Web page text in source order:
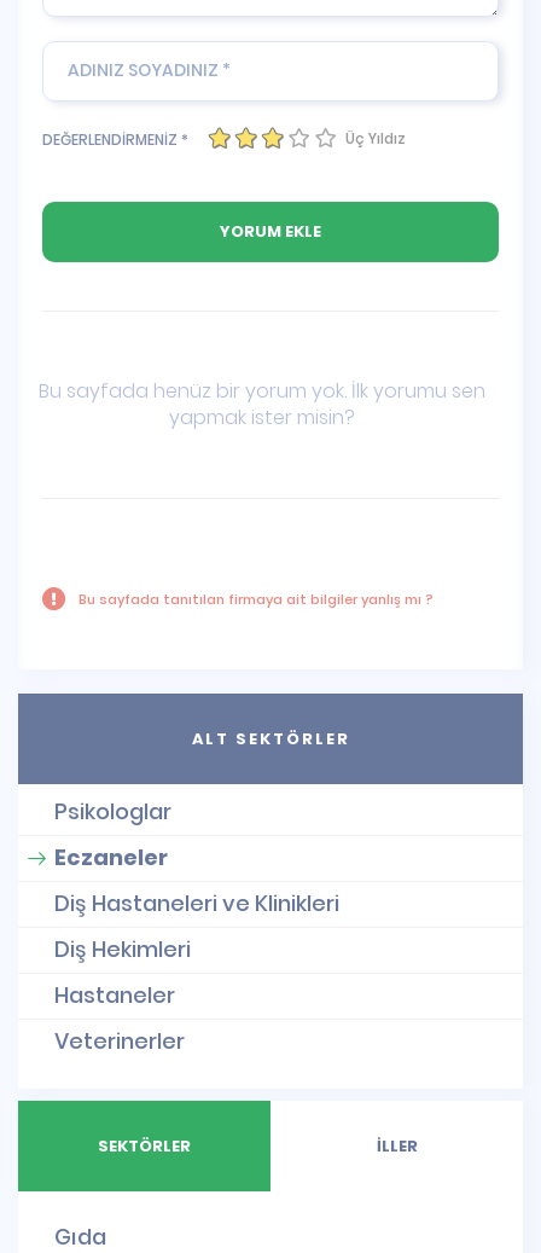
DEĞERLENDİRMENİZ * Üç Yıldız
Bu sayfada henüz bir yorum yok. İlk yorumu sen
yapmak ister misin?
Bu sayfada tanıtılan firmaya ait bilgiler yanlış mı ?
ALT SEKTÖRLER
Psikologlar
Eczaneler
Diş Hastaneleri ve Klinikleri
Diş Hekimleri
Hastaneler
Veterinerler
SEKTÖRLER İLLER
Gıda